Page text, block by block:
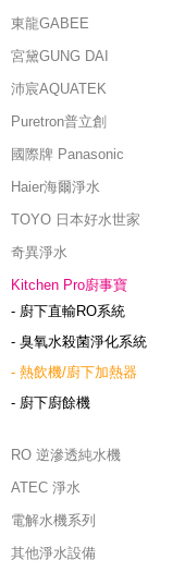
東龍GABEE
宮黛GUNG DAI
沛宸AQUATEK
Puretron普立創
國際牌 Panasonic
Haier海爾淨水
TOYO 日本好水世家
奇異淨水
Kitchen Pro廚事寶
- 廚下直輸RO系統
- 臭氧水殺菌淨化系統
- 熱飲機/廚下加熱器
- 廚下廚餘機
RO 逆滲透純水機
ATEC 淨水
電解水機系列
其他淨水設備